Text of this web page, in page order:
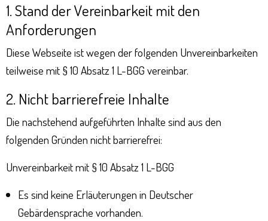
1. Stand der Vereinbarkeit mit den
Anforderungen
Diese Webseite ist wegen der folgenden Unvereinbarkeiten
teilweise mit § 10 Absatz 1 L-BGG vereinbar.
2. Nicht barrierefreie Inhalte
Die nachstehend aufgeführten Inhalte sind aus den
folgenden Gründen nicht barrierefrei:
Unvereinbarkeit mit § 10 Absatz 1 L-BGG
Es sind keine Erläuterungen in Deutscher
Gebärdensprache vorhanden.